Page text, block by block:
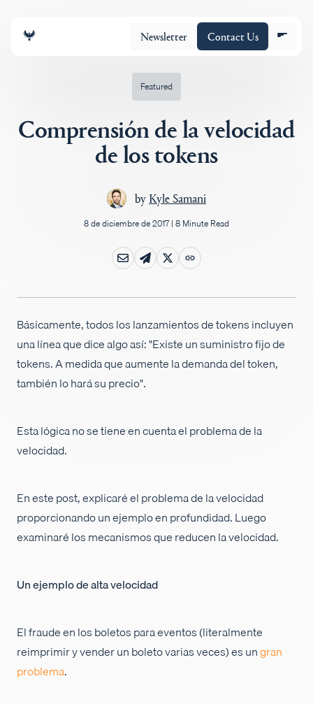
Newsletter Contact Us
Equipo
Policy
Empleos
Featured
Comprensión de la velocidad
de los tokens
by Kyle Samani
8 de diciembre de 2017| 8 Minute Read
Básicamente, todos los lanzamientos de tokens incluyen
una línea que dice algo así: "Existe un suministro fijo de
tokens. A medida que aumente la demanda del token,
también lo hará su precio".
Esta lógica no se tiene en cuenta el problema de la
velocidad.
En este post, explicaré el problema de la velocidad
proporcionando un ejemplo en profundidad. Luego
examinaré los mecanismos que reducen la velocidad.
Un ejemplo de alta velocidad
El fraude en los boletos para eventos (literalmente
reimprimir y vender un boleto varias veces) es ungran
problema.